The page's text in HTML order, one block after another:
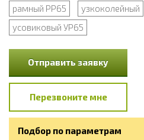
рамный РР65
узкоколейный
усовиковый УР65
Отправить заявку
Перезвоните мне
Подбор по параметрам